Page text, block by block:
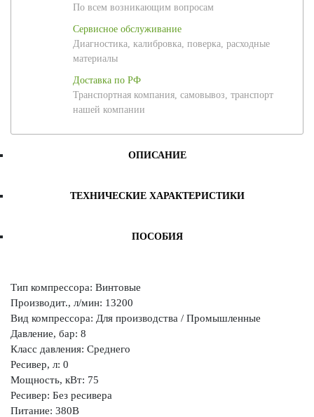
По всем возникающим вопросам
Сервисное обслуживание
Диагностика, калибровка, поверка, расходные
материалы
Доставка по РФ
Транспортная компания, самовывоз, транспорт
нашей компании
ОПИСАНИЕ
ТЕХНИЧЕСКИЕ ХАРАКТЕРИСТИКИ
ПОСОБИЯ
Тип компрессора: Винтовые
Производит., л/мин: 13200
Вид компрессора: Для производства / Промышленные
Давление, бар: 8
Класс давления: Среднего
Ресивер, л: 0
Мощность, кВт: 75
Ресивер: Без ресивера
Питание: 380В